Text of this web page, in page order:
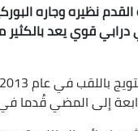
قوي يعد بالكثير
إلى المضي قُدما